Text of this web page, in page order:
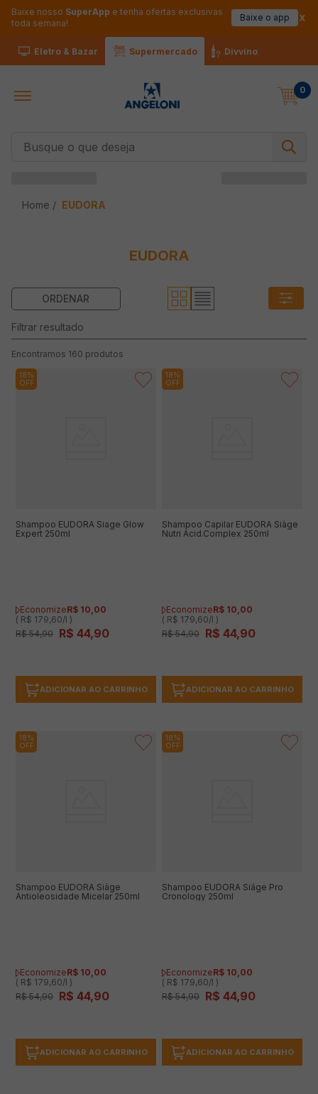
Baixe nosso SuperApp e tenha ofertas exclusivas
toda semana!
Baixe o app
Eletro & Bazar Supermercado Divvino
0
EUDORA
EUDORA
160 produtos
18%
OFF
Shampoo EUDORA Siage Glow
Expert 250ml
EconomizeR$ 10,00
( R$ 179,60/l )
R$ 54,90 R$ 44,90
ADICIONAR AO CARRINHO
18%
OFF
Shampoo Capilar EUDORA Siàge
Nutri Acid.Complex 250ml
EconomizeR$ 10,00
( R$ 179,60/l )
R$ 54,90 R$ 44,90
ADICIONAR AO CARRINHO
18%
OFF
Shampoo EUDORA Siàge
Antioleosidade Micelar 250ml
EconomizeR$ 10,00
( R$ 179,60/l )
R$ 54,90 R$ 44,90
ADICIONAR AO CARRINHO
18%
OFF
Shampoo EUDORA Siáge Pro
Cronology 250ml
EconomizeR$ 10,00
( R$ 179,60/l )
R$ 54,90 R$ 44,90
ADICIONAR AO CARRINHO